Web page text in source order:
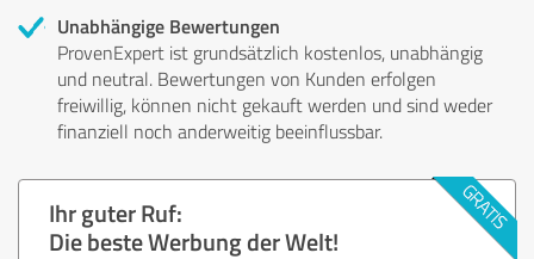
Unabhängige Bewertungen
ProvenExpert ist grundsätzlich kostenlos, unabhängig
und neutral. Bewertungen von Kunden erfolgen
freiwillig, können nicht gekauft werden und sind weder
finanziell noch anderweitig beeinflussbar.
Ihr guter Ruf:
Die beste Werbung der Welt!